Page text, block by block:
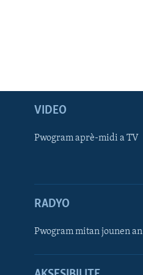
VIDEO
Pwogram aprè-midi a TV
RADYO
Pwogram mitan jounen an